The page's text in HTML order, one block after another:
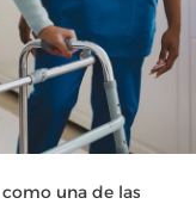
una de las